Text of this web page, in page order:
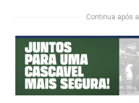
Continua após